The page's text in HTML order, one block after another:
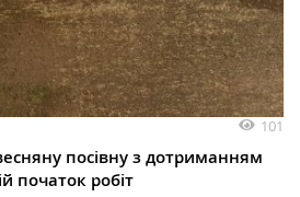
101
посівну з дотриманням
початок робіт